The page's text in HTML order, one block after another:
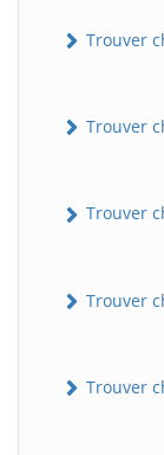
Trouver
Trouver
Trouver
Trouver
Trouver